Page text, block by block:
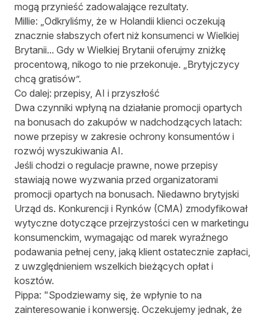
mogą przynieść zadowalające rezultaty.
Millie: „Odkryliśmy, że w Holandii klienci oczekują
znacznie słabszych ofert niż konsumenci w Wielkiej
Brytanii... Gdy w Wielkiej Brytanii oferujmy zniżkę
procentową, nikogo to nie przekonuje. „Brytyjczycy
chcą gratisów”.
Co dalej: przepisy, AI i przyszłość
Dwa czynniki wpłyną na działanie promocji opartych
na bonusach do zakupów w nadchodzących latach:
nowe przepisy w zakresie ochrony konsumentów i
rozwój wyszukiwania AI.
Jeśli chodzi o regulacje prawne, nowe przepisy
stawiają nowe wyzwania przed organizatorami
promocji opartych na bonusach. Niedawno brytyjski
Urząd ds. Konkurencji i Rynków (CMA) zmodyfikował
wytyczne dotyczące przejrzystości cen w marketingu
konsumenckim, wymagając od marek wyraźnego
podawania pełnej ceny, jaką klient ostatecznie zapłaci,
z uwzględnieniem wszelkich bieżących opłat i
kosztów.
Pippa: "Spodziewamy się, że wpłynie to na
zainteresowanie i konwersję. Oczekujemy jednak, że